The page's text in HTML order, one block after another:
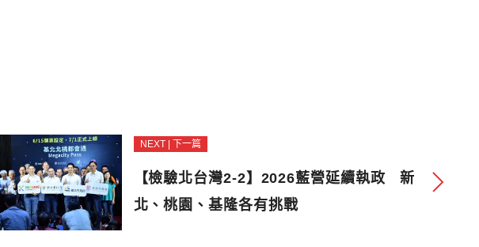
NEXT | 下一篇
【檢驗北台灣2-2】2026藍營延續執政 新
北、桃園、基隆各有挑戰